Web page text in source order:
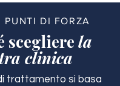
PUNTI DI FORZA
scegliere la
clinica
trattamento si basa